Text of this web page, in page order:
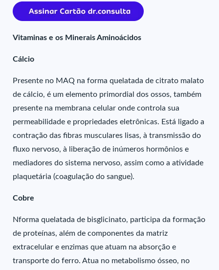
Vitaminas e os Minerais Aminoácidos
Cálcio
Presente no MAQ na forma quelatada de citrato malato
de cálcio, é um elemento primordial dos ossos, também
presente na membrana celular onde controla sua
permeabilidade e propriedades eletrônicas. Está ligado a
contração das fibras musculares lisas, à transmissão do
fluxo nervoso, à liberação de inúmeros hormônios e
mediadores do sistema nervoso, assim como a atividade
plaquetária (coagulação do sangue).
Cobre
Nforma quelatada de bisglicinato, participa da formação
de proteínas, além de componentes da matriz
extracelular e enzimas que atuam na absorção e
transporte do ferro. Atua no metabolismo ósseo, no